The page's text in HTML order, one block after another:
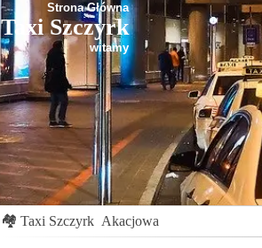
Strona Główna
Taxi Szczyrk
witamy
🏘 Taxi Szczyrk Akacjowa